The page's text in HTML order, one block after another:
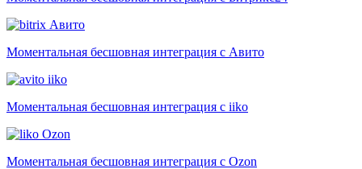
Авито
Моментальная бесшовная интеграция с Авито
iiko
Моментальная бесшовная интеграция с iiko
Ozon
Моментальная бесшовная интеграция с Ozon